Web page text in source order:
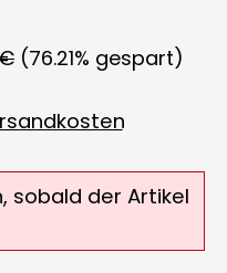
Preis:
(76.21% gespart)
sobald der Artikel